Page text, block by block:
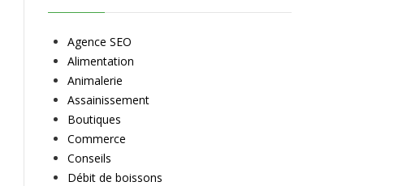
Agence SEO
Alimentation
Animalerie
Assainissement
Boutiques
Commerce
Conseils
Débit de boissons